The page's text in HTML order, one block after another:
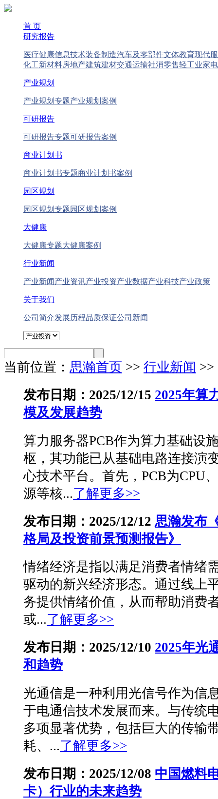
首 页
研究报告
医疗健康信息技术装备制造汽车及零部件文体教育现代
化工新材料房地产建筑建材交通运输社消零售轻工业家
产业规划
产业规划专题产业规划案例
可研报告
可研报告专题可研报告案例
商业计划书
商业计划书专题商业计划书案例
园区规划
园区规划专题园区规划案例
大健康
大健康专题大健康案例
行业新闻
产业新闻产业资讯产业投资产业数据产业科技产业政策
关于我们
公司简介发展历程品质保证公司新闻
当前位置： 思瀚首页 >> 行业新闻
发布日期：2025/12/15 2025年算
模及发展趋势
算力服务器PCB作为算力基础设
枢，其功能已从基础电路连接演
心技术平台。首先，PCB为CPU
源等核...了解更多>>
发布日期：2025/12/12 思瀚发布
格局及投资前景预测报告》
情绪经济是指以满足消费者情绪
驱动的新兴经济形态。通过线上
务提供情绪价值，从而帮助消费
或...了解更多>>
发布日期：2025/12/10 2025年光
和趋势
光通信是一种利用光信号作为信
于电通信技术发展而来。与传统
多项显著优势，包括巨大的传输
耗、...了解更多>>
发布日期：2025/12/08 中国燃料
卡）行业的未来趋势